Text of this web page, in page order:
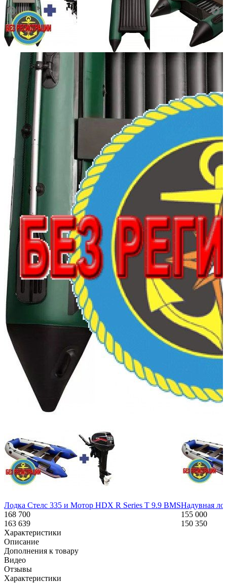
Количество мест:
Масса комплекта:
Мощность мотора:
9.9
Тактность двигателя:2
Длина лодки (см):
380
Тип пола:
нднд (надувн. низкого давл.)
Добавить к сравнению
Нет в наличии
Сообщить о наличии
Способы оплаты
Наличными курьеру
Квитанцией
в любом банке
Похожие товары:
Лодка Стелс 335 и Мотор HDX R Series T 9.9 BMS
168 700
163 639
Надувная
155 000
150 350
Характеристики
Описание
Дополнения к товару
Видео
Отзывы
Характеристики